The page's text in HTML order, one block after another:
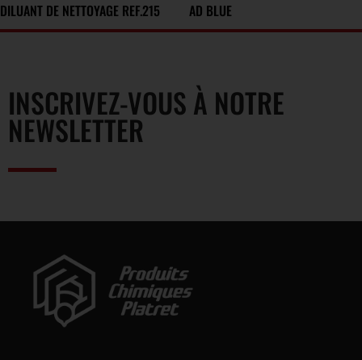
DILUANT DE NETTOYAGE REF.215 AD BLUE
INSCRIVEZ-VOUS À NOTRE
NEWSLETTER